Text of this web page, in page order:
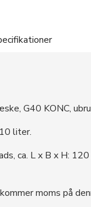
G40 KONC,
liter.
ca. L x B x H:
moms på